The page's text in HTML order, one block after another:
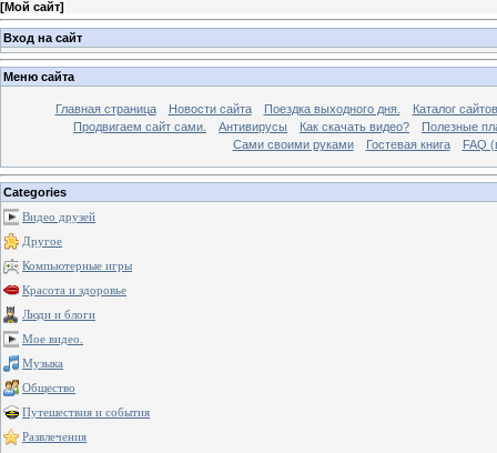
[Мой сайт]
Вход на сайт
Меню сайта
Главная страница Новости сайта Поездка выходного дня.
Каталог сайтов
Продвигаем сайт сами.
Антивирусы Как скачать видео?
Полезные
Сами своими руками
Гостевая книга FAQ
Categories
Видео друзей
Другое
Компьютерные игры
Красота и здоровье
Люди и блоги
Мое видео.
Музыка
Общество
Путешествия и события
Развлечения